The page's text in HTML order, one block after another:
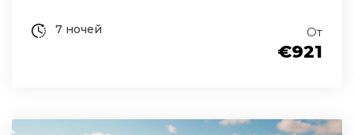
От
€921
7 ночей